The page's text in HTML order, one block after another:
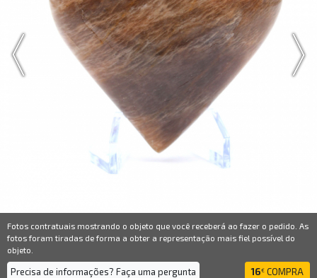
Fotos contratuais mostrando o objeto que você receberá ao fazer o pedido. As
fotos foram tiradas de forma a obter a representação mais fiel possível do
objeto.
Precisa de informações? Faça uma pergunta 16€ COMPRA